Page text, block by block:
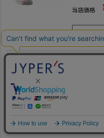
当店価格
新着順 価格が安い順